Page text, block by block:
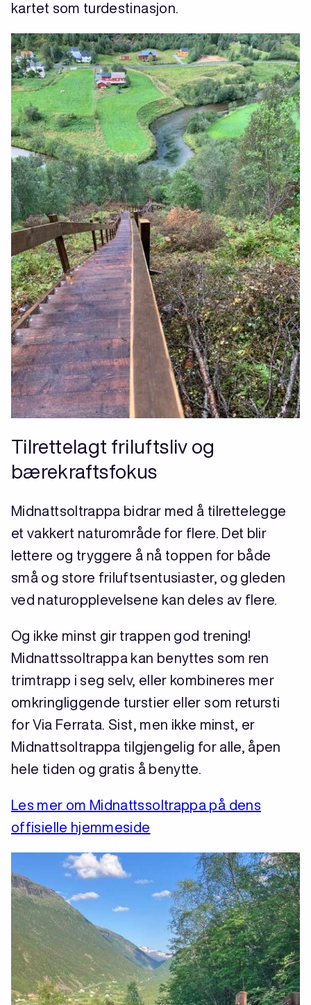
kartet som turdestinasjon.
Tilrettelagt friluftsliv og
bærekraftsfokus
Midnattsoltrappa bidrar med å tilrettelegge
et vakkert naturområde for flere. Det blir
lettere og tryggere å nå toppen for både
små og store friluftsentusiaster, og gleden
ved naturopplevelsene kan deles av flere.
Og ikke minst gir trappen god trening!
Midnattssoltrappa kan benyttes som ren
trimtrapp i seg selv, eller kombineres mer
omkringliggende turstier eller som retursti
for Via Ferrata. Sist, men ikke minst, er
Midnattsoltrappa tilgjengelig for alle, åpen
hele tiden og gratis å benytte.
Les mer om Midnattssoltrappa på dens
offisielle hjemmeside